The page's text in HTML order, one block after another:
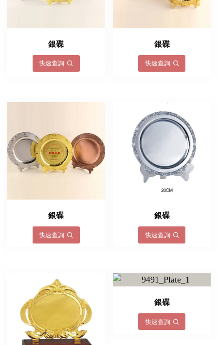
銀碟
快速查詢
銀碟
快速查詢
銀碟
快速查詢
銀碟
快速查詢
銀碟
快速查詢